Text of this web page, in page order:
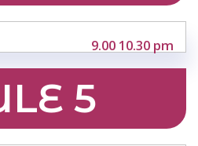
9.00 10.30 pm
5